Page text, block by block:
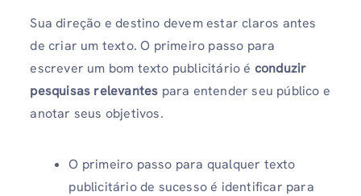
Sua direção e destino devem estar claros antes
de criar um texto. O primeiro passo para
escrever um bom texto publicitário é conduzir
pesquisas relevantes para entender seu público e
anotar seus objetivos.
O primeiro passo para qualquer texto
publicitário de sucesso é identificar para